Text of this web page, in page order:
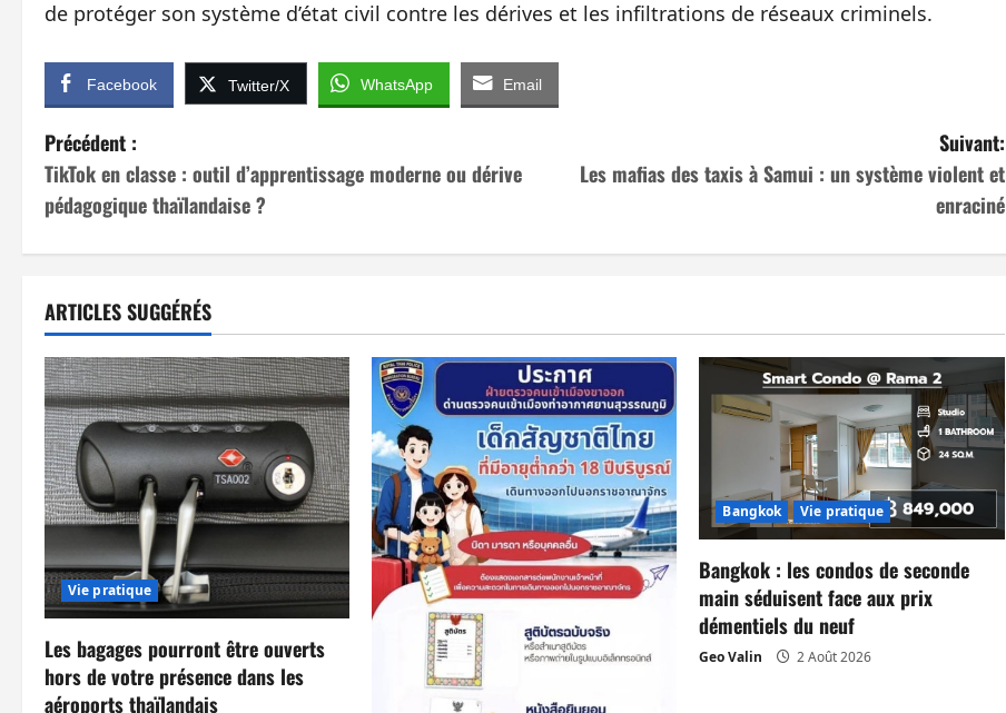
de protéger son système d’état civil contre les dérives et les infiltrations de réseaux criminels.
Facebook Twitter/X WhatsApp Email
N
a
v
g
a
t
i
o
n
d
’
Précédent :
TikTok en classe : outil d’apprentissage moderne ou dérive
pédagogique thaïlandaise ?
Suivant:
Les mafias des taxis à Samui : un système violent et
enraciné
ARTICLES SUGGÉRÉS
Vie pratique
Les bagages pourront être ouverts
hors de votre présence dans les
aéroports thaïlandais
Bangkok Vie pratique
Bangkok : les condos de seconde
main séduisent face aux prix
démentiels du neuf
Geo Valin 2 Août 2026